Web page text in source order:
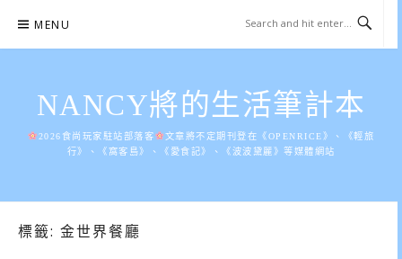
content
MENU
NANCY將的生活筆計本
2026食尚玩家駐站部落客
文章將不定期刊登在《OPENRICE》、《輕旅
行》、《窩客島》、《愛食記》、《波波黛麗》等媒體網站
標籤: 金世界餐廳